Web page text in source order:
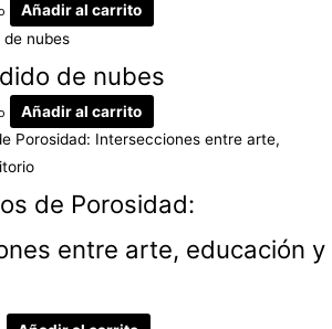
Añadir al carrito
de nubes
Añadir al carrito
de Porosidad:
entre arte, educación y